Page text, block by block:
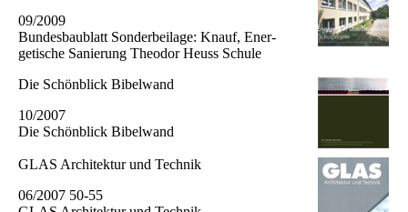
09/2009
Bundesbaublatt Son­derbeilage: Knauf, Ener­
getische Sanie­rung Theodor Heuss Schule
Die Schönblick Bibelwand
10/2007
Die Schönblick Bibelwand
GLAS Architektur und Technik
06/2007 50-55